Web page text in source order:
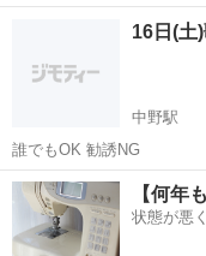
めやすい♪ シフトの強制
できるので 続けやすい♪働きやすい♪
中野駅
16日(土
中野駅
誰でもOK 勧誘NG
東京 中野区 中野駅
【何年
状態が悪